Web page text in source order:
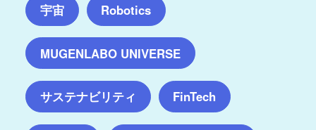
宇宙 Robotics
MUGENLABO UNIVERSE
サステナビリティ FinTech